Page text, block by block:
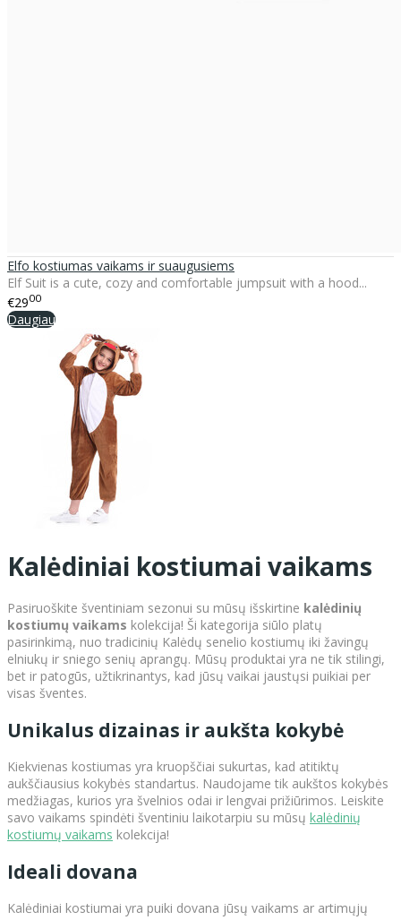
Elfo kostiumas vaikams ir suaugusiems
Elf Suit is a cute, cozy and comfortable jumpsuit with a hood...
€2900
Daugiau
Kalėdiniai kostiumai vaikams
Pasiruoškite šventiniam sezonui su mūsų išskirtine kalėdinių
kostiumų vaikams kolekcija! Ši kategorija siūlo platų
pasirinkimą, nuo tradicinių Kalėdų senelio kostiumų iki žavingų
elniukų ir sniego senių aprangų. Mūsų produktai yra ne tik stilingi,
bet ir patogūs, užtikrinantys, kad jūsų vaikai jaustųsi puikiai per
visas šventes.
Unikalus dizainas ir aukšta kokybė
Kiekvienas kostiumas yra kruopščiai sukurtas, kad atitiktų
aukščiausius kokybės standartus. Naudojame tik aukštos kokybės
medžiagas, kurios yra švelnios odai ir lengvai prižiūrimos. Leiskite
savo vaikams spindėti šventiniu laikotarpiu su mūsų kalėdinių
kostiumų vaikams kolekcija!
Ideali dovana
Kalėdiniai kostiumai yra puiki dovana jūsų vaikams ar artimųjų